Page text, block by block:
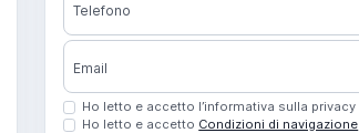
Telefono
Email
Ho letto e accetto l’informativa sulla privacy
Ho letto e accetto Condizioni di navigazione